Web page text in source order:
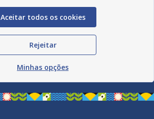
Redes Sociais
Aceitar todos os cookies
Rejeitar
Minhas opções